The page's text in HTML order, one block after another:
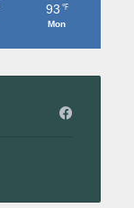
93 ℉
Mon